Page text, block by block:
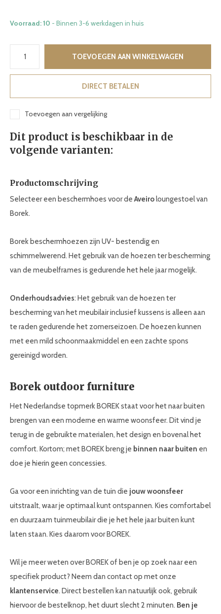
Voorraad: 10 - Binnen 3-6 werkdagen in huis
TOEVOEGEN AAN WINKELWAGEN
DIRECT BETALEN
Toevoegen aan vergelijking
Dit product is beschikbaar in de
volgende varianten:
Productomschrijving
Selecteer een beschermhoes voor deAveiroloungestoel van
Borek.
Borek beschermhoezen zijn UV- bestendig en
schimmelwerend. Het gebruik van de hoezen ter bescherming
van de meubelframes is gedurende het hele jaar mogelijk.
Onderhoudsadvies: Het gebruik van de hoezen ter
bescherming van het meubilair inclusief kussens is alleen aan
te raden gedurende het zomerseizoen. De hoezen kunnen
met een mild schoonmaakmiddel en een zachte spons
gereinigd worden.
Borek outdoor furniture
Het Nederlandse topmerk BOREK staat voor het naar buiten
brengen van een moderne en warme woonsfeer. Dit vind je
terug in de gebruikte materialen, het design en bovenal het
comfort. Kortom; met BOREK breng je binnen naar buiten en
doe je hierin geen concessies.
Ga voor een inrichting van de tuin die jouw woonsfeer
uitstraalt, waar je optimaal kunt ontspannen. Kies comfortabel
en duurzaam tuinmeubilair die je het hele jaar buiten kunt
laten staan. Kies daarom voor BOREK.
Wil je meer weten over BOREK of ben je op zoek naar een
specifiek product? Neem dan contact op met onze
klantenservice. Direct bestellen kan natuurlijk ook, gebruik
hiervoor de bestelknop, het duurt slecht 2 minuten. Ben je